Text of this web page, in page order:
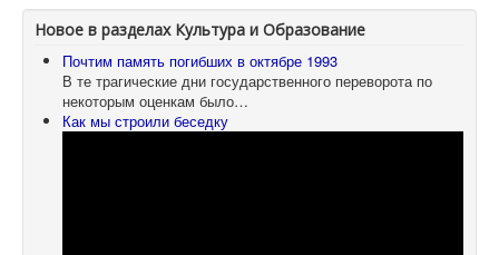
Новое в разделах Культура и Образование
Почтим память погибших в октябре 1993
В те трагические дни государственного переворота по
некоторым оценкам было…
Как мы строили беседку